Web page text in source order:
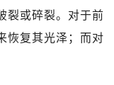
青岛市南区山东路6号华润大厦B座22层04室（需提前预约）
烟台市芝罘区胜利路139号万达金融中心A座907室（需提前预约）
裂或碎裂。对于前
恢复其光泽；而对